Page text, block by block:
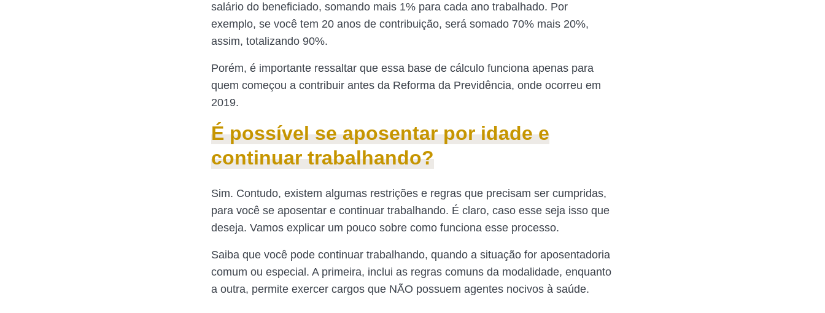
salário do beneficiado, somando mais 1% para cada ano trabalhado. Por
exemplo, se você tem 20 anos de contribuição, será somado 70% mais 20%,
assim, totalizando 90%.
Porém, é importante ressaltar que essa base de cálculo funciona apenas para
quem começou a contribuir antes da Reforma da Previdência, onde ocorreu em
2019.
É possível se aposentar por idade e
continuar trabalhando?
Sim. Contudo, existem algumas restrições e regras que precisam ser cumpridas,
para você se aposentar e continuar trabalhando. É claro, caso esse seja isso que
deseja. Vamos explicar um pouco sobre como funciona esse processo.
Saiba que você pode continuar trabalhando, quando a situação for aposentadoria
comum ou especial. A primeira, inclui as regras comuns da modalidade, enquanto
a outra, permite exercer cargos que NÃO possuem agentes nocivos à saúde.